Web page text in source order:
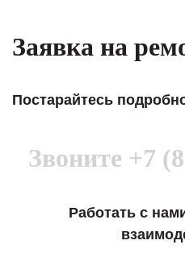
Заявка на
Постарайтесь
Звоните +7
Работать с